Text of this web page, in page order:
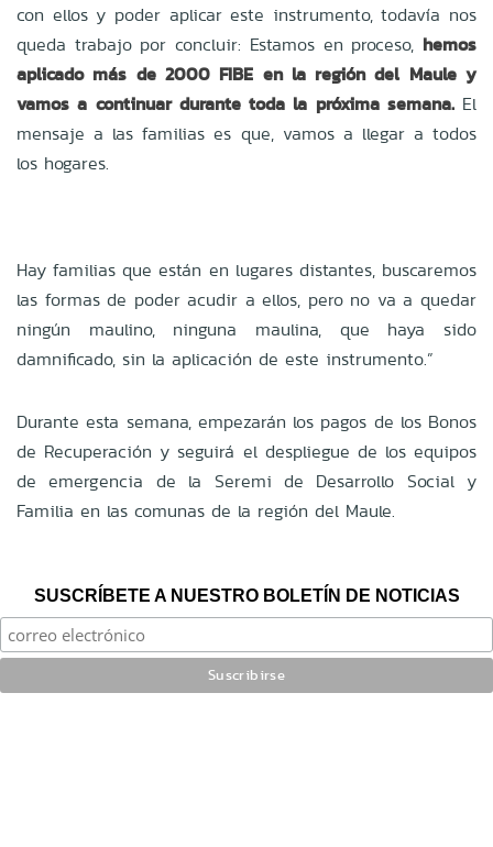
con ellos y poder aplicar este instrumento, todavía nos
queda trabajo por concluir: Estamos en proceso, hemos
aplicado más de 2000 FIBE en la región del Maule y
vamos a continuar durante toda la próxima semana.El
mensaje a las familias es que, vamos a llegar a todos
los hogares.
Hay familias que están en lugares distantes, buscaremos
las formas de poder acudir a ellos, pero no va a quedar
ningún maulino, ninguna maulina, que haya sido
damnificado, sin la aplicación de este instrumento.”
Durante esta semana, empezarán los pagos de los Bonos
de Recuperación y seguirá el despliegue de los equipos
de emergencia de la Seremi de Desarrollo Social y
Familia en las comunas de la región del Maule.
SUSCRÍBETE A NUESTRO BOLETÍN DE NOTICIAS